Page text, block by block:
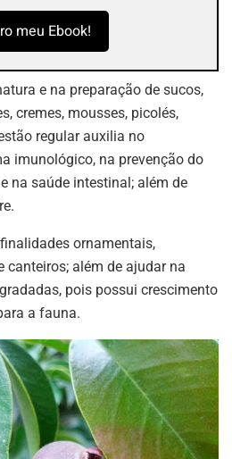
meu Ebook!
e na preparação de sucos,
cremes, mousses, picolés,
regular auxilia no
imunológico, na prevenção do
na saúde intestinal; além de
ornamentais,
canteiros; além de ajudar na
pois possui crescimento
a fauna.